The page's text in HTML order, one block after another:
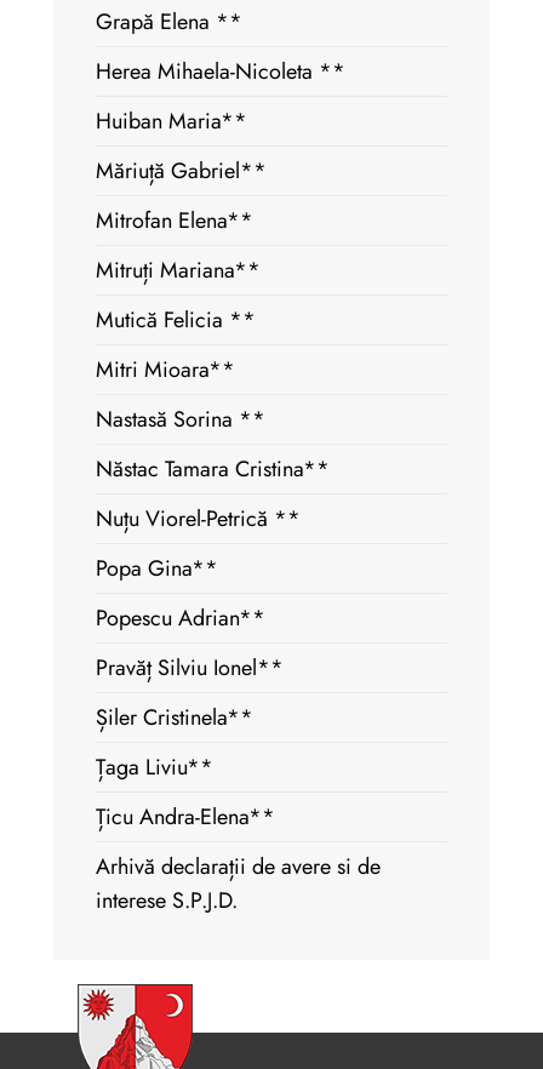
Grapă Elena **
Herea Mihaela-Nicoleta **
Huiban Maria**
Măriuță Gabriel**
Mitrofan Elena**
Mitruți Mariana**
Mutică Felicia **
Mitri Mioara**
Nastasă Sorina **
Năstac Tamara Cristina**
Nuțu Viorel-Petrică **
Popa Gina**
Popescu Adrian**
Pravăț Silviu Ionel**
Șiler Cristinela**
Țaga Liviu**
Țicu Andra-Elena**
Arhivă declarații de avere si de
interese S.P.J.D.